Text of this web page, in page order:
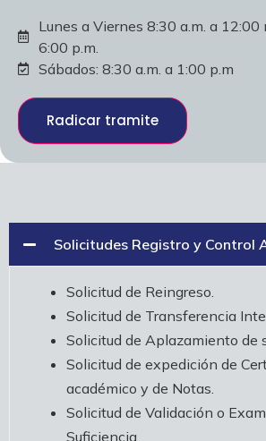
Lunes a Viernes 8:30 a.m. a 12:00
6:00 p.m.
Sábados: 8:30 a.m. a 1:00 p.m
Radicar tramite
Solicitudes Registro y Control
Solicitud de Reingreso.
Solicitud de Transferencia
Solicitud de Aplazamiento de
Solicitud de expedición de
académico y de Notas.
Solicitud de Validación o
Suficiencia.